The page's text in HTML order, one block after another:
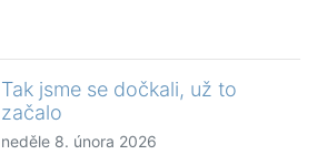
Tak jsme se dočkali, už to
začalo
neděle 8. února 2026